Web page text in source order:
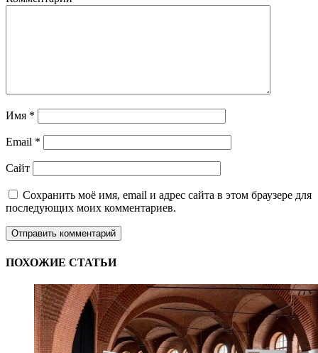
Имя *
Email *
Сайт
Сохранить моё имя, email и адрес сайта в этом браузере для
последующих моих комментариев.
ПОХОЖИЕ СТАТЬИ